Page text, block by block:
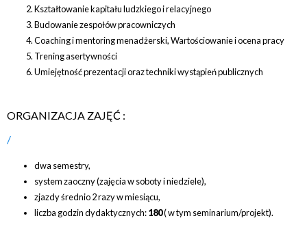
Kształtowanie kapitału ludzkiego i relacyjnego
Budowanie zespołów pracowniczych
Coaching i mentoring menadżerski, Wartościowanie i ocena pracy
Trening asertywności
Umiejętność prezentacji oraz techniki wystąpień publicznych
ORGANIZACJA ZAJĘĆ :
dwa semestry,
system zaoczny (zajęcia w soboty i niedziele),
zjazdy średnio 2 razy w miesiącu,
liczba godzin dydaktycznych:180( w tym seminarium/projekt).